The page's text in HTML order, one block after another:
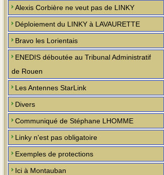
Alexis Corbière ne veut pas de LINKY
Déploiement du LINKY à LAVAURETTE
Bravo les Lorientais
ENEDIS déboutée au Tribunal Administratif
de Rouen
Les Antennes StarLink
Divers
Communiqué de Stéphane LHOMME
Linky n'est pas obligatoire
Exemples de protections
Ici à Montauban